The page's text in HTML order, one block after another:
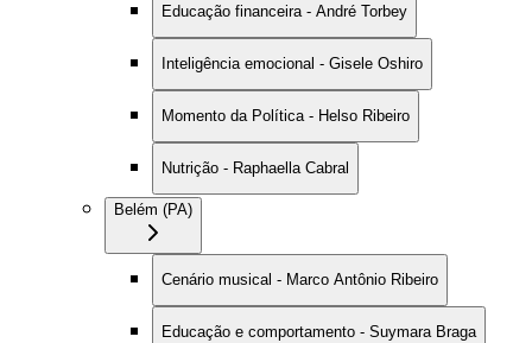
Educação financeira - André Torbey
Inteligência emocional - Gisele Oshiro
Momento da Política - Helso Ribeiro
Nutrição - Raphaella Cabral
Belém (PA)
Cenário musical - Marco Antônio Ribeiro
Educação e comportamento - Suymara Braga